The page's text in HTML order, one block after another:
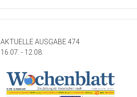
AKTUELLE AUSGABE 474
16.07. - 12.08.